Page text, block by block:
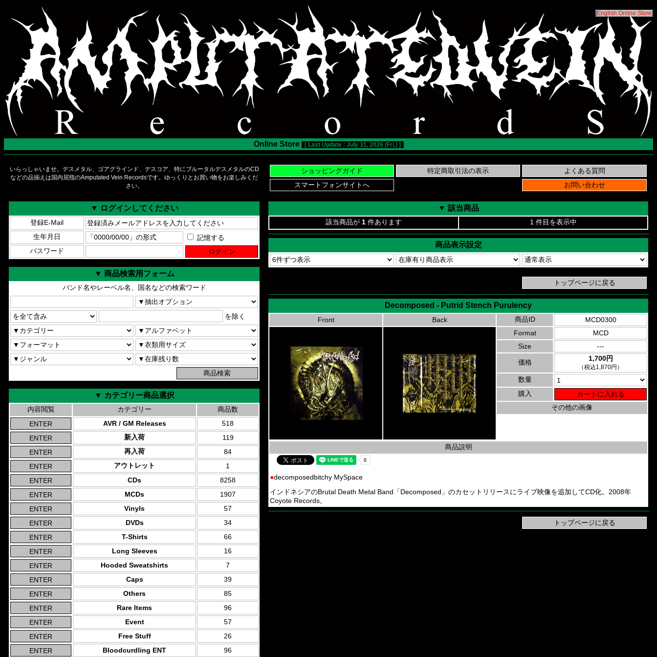
[English Online Store]
Online Store [ Last Update : July 31, 2026 (Fri.) ]
いらっしゃいませ。デスメタル、ゴアグラインド、デスコア、特にブルータルデスメタルのCD
などの品揃えは国内屈指のAmputated Vein Recordsです。ゆっくりとお買い物をお楽しみくだ
さい。
▼ ログインしてください
登録E-Mail
生年月日
記憶する
パスワード
▼ 商品検索用フォーム
バンド名やレーベル名、国名などの検索ワード
を除く
▼ カテゴリー商品選択
内容閲覧 カテゴリー
商品数
AVR / GM Releases
518
新入荷
119
再入荷
84
アウトレット
1
CDs
8258
MCDs
1907
Vinyls
57
DVDs
34
T-Shirts
66
Long Sleeves
16
Hooded Sweatshirts
7
Caps
39
Others
85
Rare Items
96
Event
57
Free Stuff
26
Bloodcurdling ENT
96
▼ 該当商品
該当商品が 1 件あります 1 件目を表示中
商品表示設定
Decomposed - Putrid Stench Purulency
Front Back 商品ID
MCD0300
Format
MCD
Size
---
価格 1,700円
（税込1,870円）
数量
購入
その他の画像
商品説明
●decomposedbitchy MySpace
インドネシアのBrutal Death Metal Band「Decomposed」のカセットリリースにライブ映像を追加してCD化。2008年
Coyote Records。